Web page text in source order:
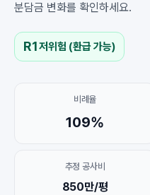
분담금 변화를 확인하세요.
R1저위험 (환급 가능)
비례율
109%
추정 공사비
850만/평